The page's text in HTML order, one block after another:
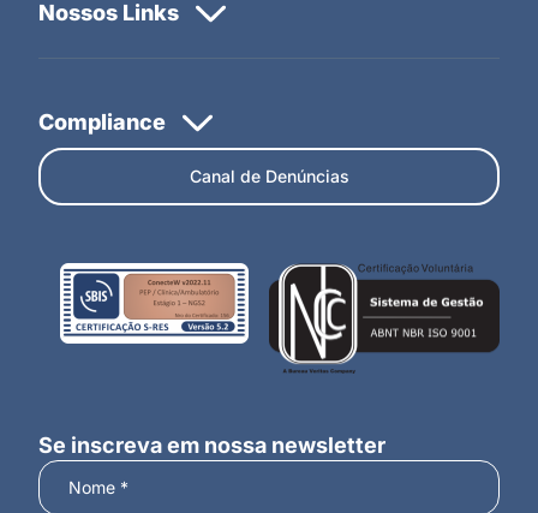
Canal de Denúncias
Se inscreva em nossa newsletter